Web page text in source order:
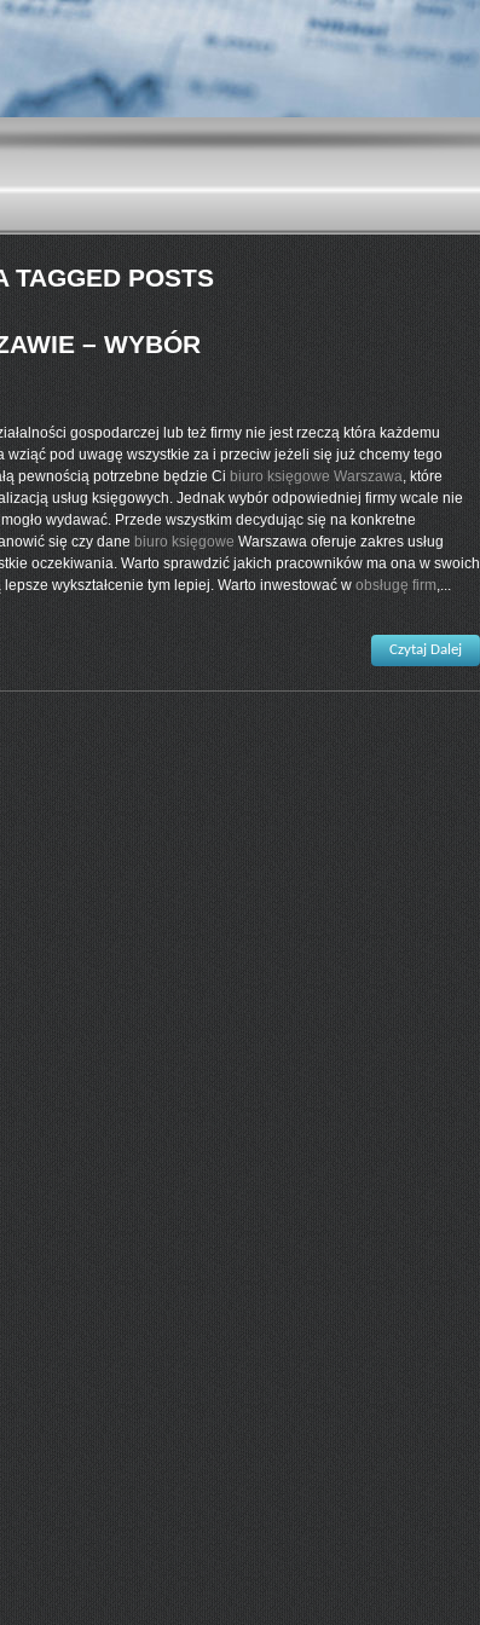
TAGGED POSTS
– WYBÓR
gospodarczej lub też firmy nie jest rzeczą która każdemu
wziąć pod uwagę wszystkie za i przeciw jeżeli się już chcemy tego
pewnością potrzebne będzie Ci biuro księgowe Warszawa, które
usług księgowych. Jednak wybór odpowiedniej firmy wcale nie
wydawać. Przede wszystkim decydując się na konkretne
się czy dane biuro księgowe Warszawa oferuje zakres usług
oczekiwania. Warto sprawdzić jakich pracowników ma ona w swoich
wykształcenie tym lepiej. Warto inwestować w obsługę firm,...
Czytaj Dalej